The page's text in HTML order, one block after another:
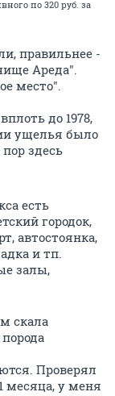
по 320 руб. за
правильнее -
Ареда".
место".
до 1978,
ущелья было
здесь
есть
городок,
автостоянка,
и тп.
залы,
скала
Проверял
месяца, у меня